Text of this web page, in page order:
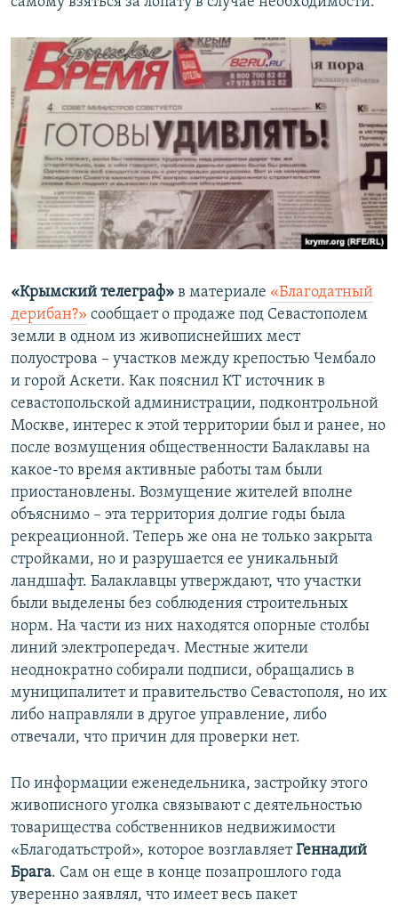
«Крымский телеграф» в материале «Благодатный
дерибан?» сообщает о продаже под Севастополем
земли в одном из живописнейших мест
полуострова – участков между крепостью Чембало
и горой Аскети. Как пояснил КТ источник в
севастопольской администрации, подконтрольной
Москве, интерес к этой территории был и ранее, но
после возмущения общественности Балаклавы на
какое-то время активные работы там были
приостановлены. Возмущение жителей вполне
объяснимо – эта территория долгие годы была
рекреационной. Теперь же она не только закрыта
стройками, но и разрушается ее уникальный
ландшафт. Балаклавцы утверждают, что участки
были выделены без соблюдения строительных
норм. На части из них находятся опорные столбы
линий электропередач. Местные жители
неоднократно собирали подписи, обращались в
муниципалитет и правительство Севастополя, но их
либо направляли в другое управление, либо
отвечали, что причин для проверки нет.
По информации еженедельника, застройку этого
живописного уголка связывают с деятельностью
товарищества собственников недвижимости
«Благодатьстрой», которое возглавляетГеннадий
Брага. Сам он еще в конце позапрошлого года
уверенно заявлял, что имеет весь пакет